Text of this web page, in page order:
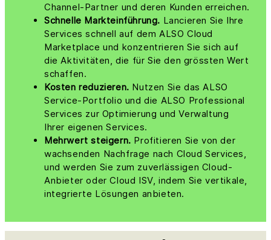
Channel-Partner und deren Kunden erreichen.
Schnelle Markteinführung. Lancieren Sie Ihre
Services schnell auf dem ALSO Cloud
Marketplace und konzentrieren Sie sich auf
die Aktivitäten, die für Sie den grössten Wert
schaffen.
Kosten reduzieren. Nutzen Sie das ALSO
Service-Portfolio und die ALSO Professional
Services zur Optimierung und Verwaltung
Ihrer eigenen Services.
Mehrwert steigern. Profitieren Sie von der
wachsenden Nachfrage nach Cloud Services,
und werden Sie zum zuverlässigen Cloud-
Anbieter oder Cloud ISV, indem Sie vertikale,
integrierte Lösungen anbieten.